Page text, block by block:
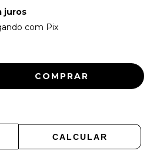
juros
com Pix
CALCULAR